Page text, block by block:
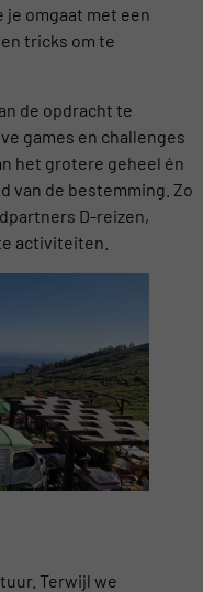
je omgaat met een
tricks om te
de opdracht te
games en challenges
het grotere geheel én
van de bestemming. Zo
D-reizen,
activiteiten.
Terwijl we